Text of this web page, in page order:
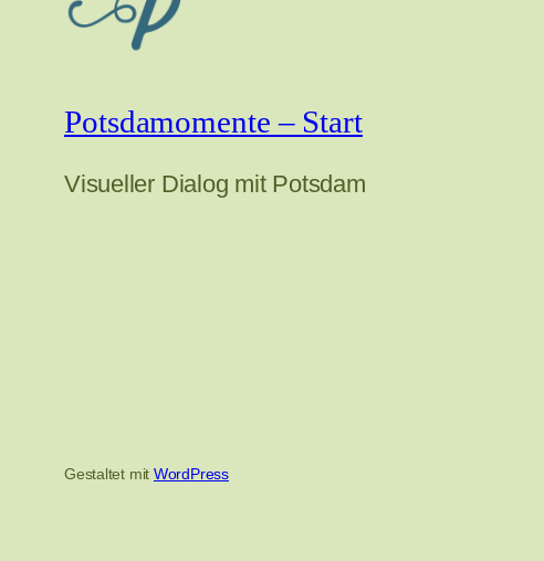
Potsdamomente – Start
Visueller Dialog mit Potsdam
Gestaltet mit WordPress